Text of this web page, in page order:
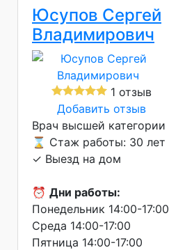
Юсупов Сергей
Владимирович
1 отзыв
Добавить отзыв
Врач высшей категории
⌛ Стаж работы: 30 лет
✓ Выезд на дом
⏰ Дни работы:
Понедельник 14:00-17:00
Среда 14:00-17:00
Пятница 14:00-17:00